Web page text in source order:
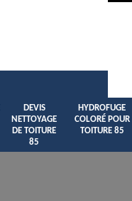
DEVIS
NETTOYAGE
DE TOITURE
85
HYDROFUGE
COLORÉ POUR
TOITURE 85